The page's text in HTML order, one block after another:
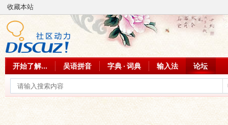
收藏本站
开始了解... 吴语拼音 字典 · 词典 输入法 论坛